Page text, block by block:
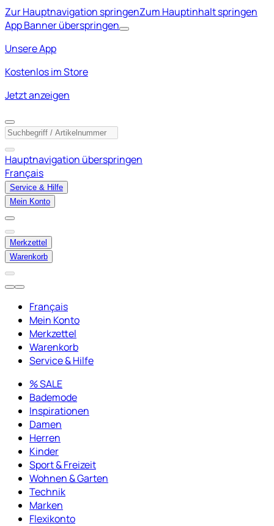
Zur Hauptnavigation springenZum Hauptinhalt springen
App Banner überspringen
Unsere App
Kostenlos im Store
Jetzt anzeigen
Hauptnavigation überspringen
Français
Service & Hilfe
Mein Konto
Merkzettel
Warenkorb
Français
Mein Konto
Merkzettel
Warenkorb
Service & Hilfe
% SALE
Bademode
Inspirationen
Damen
Herren
Kinder
Sport & Freizeit
Wohnen & Garten
Technik
Marken
Flexikonto